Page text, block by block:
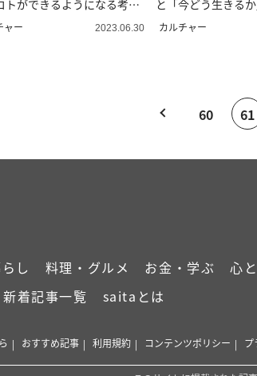
トができるようになる考え
マ漫画 ＞
ャー 2023.06.30
と「今どう生きる
4コマ漫画＞
カルチャー
60 61
し 料理・グルメ お金・学ぶ
心
新着記事一覧 saitaとは
おすすめ記事 利用規約 コンテンツポリシー プ